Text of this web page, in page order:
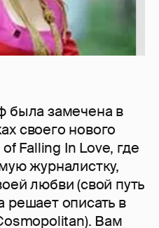
была замечена в
своего нового
Falling In Love, где
журналистку,
любви (свой путь
описать в
Вам